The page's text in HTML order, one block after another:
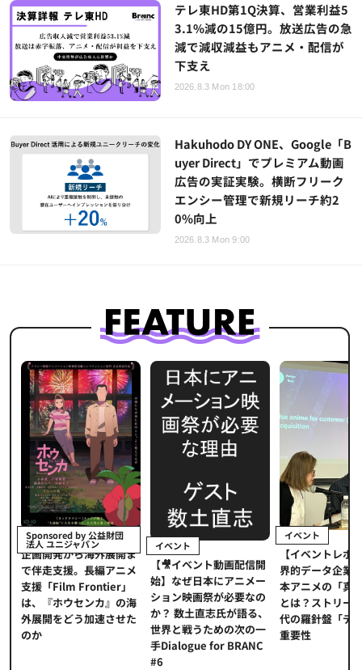
テレ東HD第1Q決算、営業利益5
3.1%減の15億円。放送広告の急
減で減収減益もアニメ・配信が
下支え
2026.8.3 Mon 18:00
Hakuhodo DY ONE、Google「B
uyer Direct」でプレミアム動画
広告の実証実験。横断フリーク
エンシー管理で新規リーチ約2
0%向上
2026.8.3 Mon 9:00
Sponsored by 公益財団
法人 ユニジャパン
企画開発から海外展開ま
で伴走支援。長編アニメ
支援「Film Frontier」
は、『ホウセンカ』の海
外展開をどう加速させた
のか
イベント
【🎥イベント動画配信開
始】なぜ日本にアニメー
ション映画祭が必要なの
か？ 数土直志氏が語る、
世界と戦うための次の一
手Dialogue for BRANC
#6
イベント
【イベントレポ
界的データ企業
本アニメの「真
とは？ストリー
代の羅針盤「デ
重要性